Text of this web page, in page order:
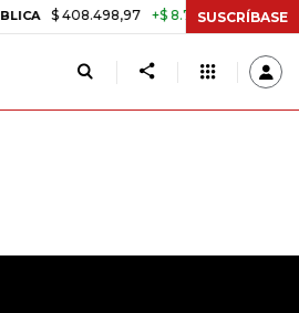
$ 408.498,97 +$ 8.753,81 +2,19%
SUSCRÍBASE